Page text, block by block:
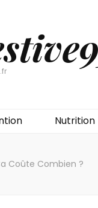
Nutrition
Coûte Combien ?